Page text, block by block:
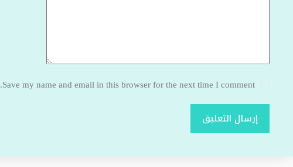
Save my name and email in this browser for the next time I comment.
إرسال التعليق